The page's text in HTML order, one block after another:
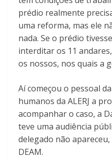
prédio realmente
uma reforma, mas ele
nada. Se o prédio
interditar os 11
os nossos, nos quais a
Aí começou o pessoal
humanos da ALERJ a
acompanhar o caso, a
teve uma audiência
delegado não
DEAM.